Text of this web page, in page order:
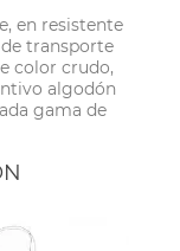
en resistente
transporte
color crudo,
algodón
gama de